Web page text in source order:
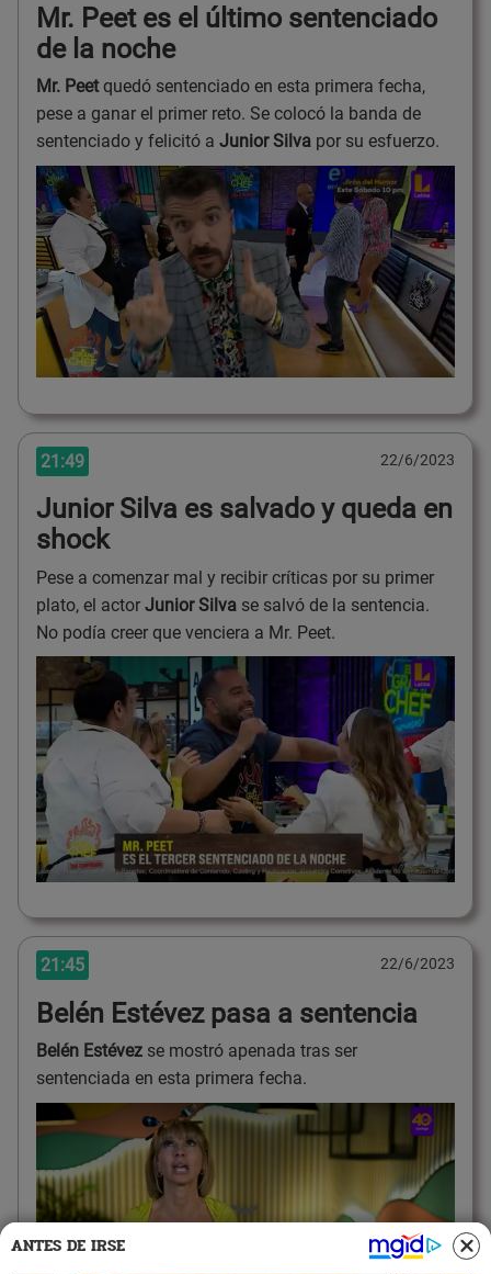
Mr. Peet es el último sentenciado
de la noche
Mr. Peet quedó sentenciado en esta primera fecha,
pese a ganar el primer reto. Se colocó la banda de
sentenciado y felicitó a Junior Silva por su esfuerzo.
21:49 22/6/2023
Junior Silva es salvado y queda en
shock
Pese a comenzar mal y recibir críticas por su primer
plato, el actor Junior Silva se salvó de la sentencia.
No podía creer que venciera a Mr. Peet.
21:45 22/6/2023
Belén Estévez pasa a sentencia
Belén Estévez se mostró apenada tras ser
sentenciada en esta primera fecha.
ANTES DE IRSE